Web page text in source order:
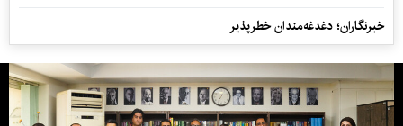
خبرنگاران؛ دغدغه‌مندان خطرپذیر